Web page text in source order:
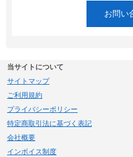
お問い
当サイトについて
サイトマップ
ご利用規約
プライバシーポリシー
特定商取引法に基づく表記
会社概要
インボイス制度